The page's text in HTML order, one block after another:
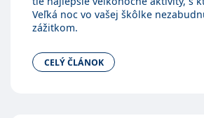
Veľká noc vo vašej škôlke
zážitkom.
CELÝ ČLÁNOK